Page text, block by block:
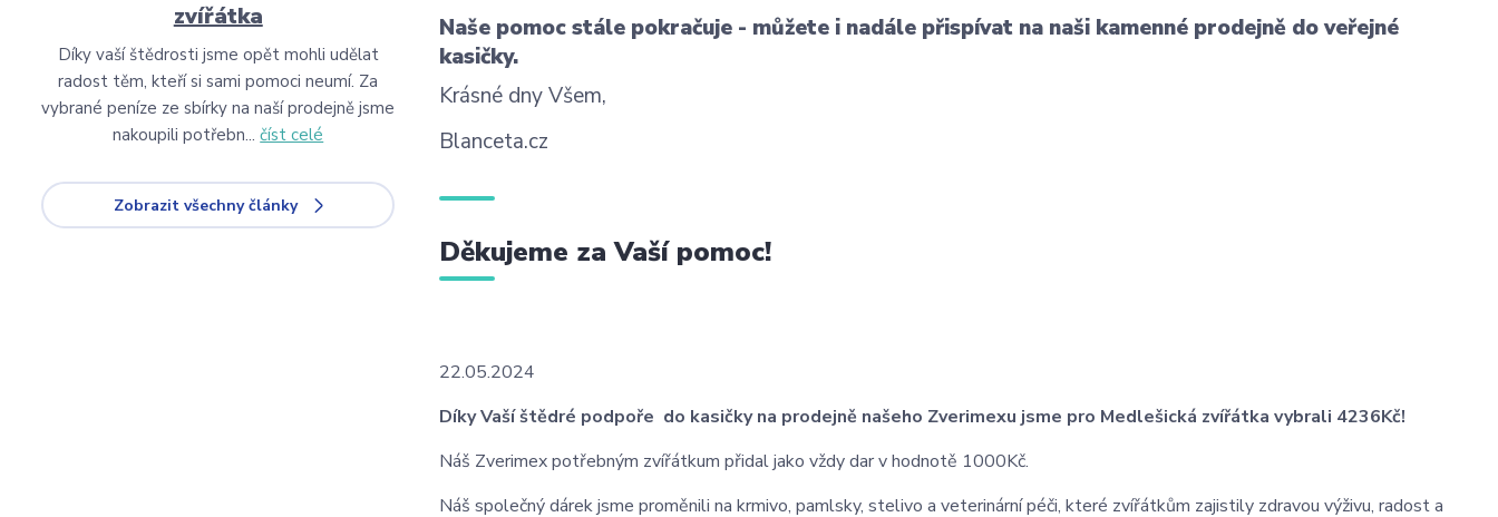
zvířátka
Díky vaší štědrosti jsme opět mohli udělat
radost těm, kteří si sami pomoci neumí. Za
vybrané peníze ze sbírky na naší prodejně jsme
nakoupili potřebn...číst celé
Zobrazit všechny články
Naše pomoc stále pokračuje - můžete i nadále přispívat na naši kamenné prodejně do veřejné
kasičky.
Krásné dny Všem,
Blanceta.cz
Děkujeme za Vaší pomoc!
22.05.2024
Díky Vaší štědré podpoře do kasičky na prodejně našeho Zverimexu jsme pro Medlešická zvířátka vybrali 4236Kč!
Náš Zverimex potřebným zvířátkum přidal jako vždy dar v hodnotě 1000Kč.
Náš společný dárek jsme proměnili na krmivo, pamlsky, stelivo a veterinární péči, které zvířátkům zajistily zdravou výživu, radost a